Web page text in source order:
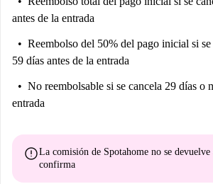
antes de la entrada
Reembolso del 50% del pago inicial si
59 días antes de la entrada
No reembolsable si se cancela 29 días o
entrada
errorLa comisión de Spotahome no se devuelve
confirma